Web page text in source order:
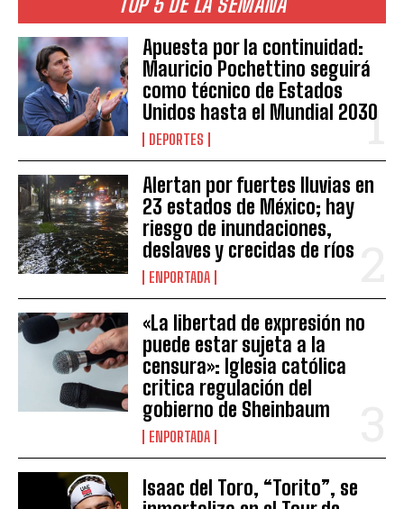
Apuesta por la continuidad:
Mauricio Pochettino seguirá
como técnico de Estados
Unidos hasta el Mundial 2030
DEPORTES
Alertan por fuertes lluvias en
23 estados de México; hay
riesgo de inundaciones,
deslaves y crecidas de ríos
ENPORTADA
«La libertad de expresión no
puede estar sujeta a la
censura»: Iglesia católica
critica regulación del
gobierno de Sheinbaum
ENPORTADA
Isaac del Toro, “Torito”, se